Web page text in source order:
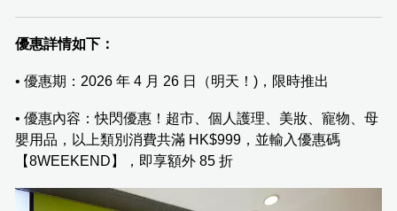
優惠詳情如下：
• 優惠期：2026 年 4 月 26 日（明天！)，限時推出
• 優惠內容：快閃優惠！超市、個人護理、美妝、寵物、母
嬰用品，以上類別消費共滿 HK$999，並輸入優惠碼
【8WEEKEND】，即享額外 85 折